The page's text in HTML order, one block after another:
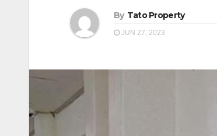
By Tato Property
JUN 27, 2023